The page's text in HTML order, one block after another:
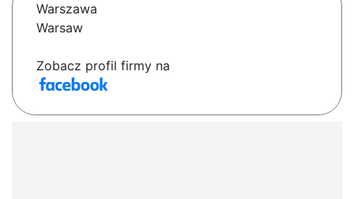
Warszawa
Warsaw
Zobacz profil firmy na